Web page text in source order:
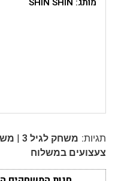
תגיות: משחק לגיל 3 |
צעצועים במשלוח